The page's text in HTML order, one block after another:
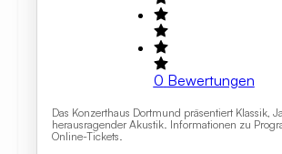
0 Bewertungen
Das Konzerthaus Dortmund präsentiert Klassik,
herausragender Akustik. Informationen zu
Online-Tickets.